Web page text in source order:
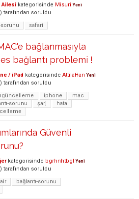
Ailesi kategorisinde Misuri Yeni
tarafından soruldu
sorunu safari
bağlanmasıyla
bağlantı problemi !
/ iPad kategorisinde AttilaHan Yeni
tarafından soruldu
iphone
mac
sorunu şarj
hata
Güvenli
kategorisinde bgrhnhtbgl
Yeni
tarafından soruldu
bağlantı-sorunu